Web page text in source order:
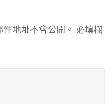
地址不會公開。 必填欄